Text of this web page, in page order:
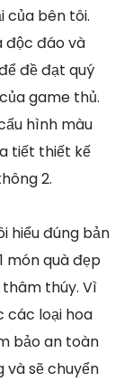
của bên tôi.
độc đáo và
đề đạt quý
game thủ.
hình màu
tiết thiết kế
2.
hiểu đúng bản
món quà đẹp
thúy. Vì
các loại hoa
bảo an toàn
và sẽ chuyển